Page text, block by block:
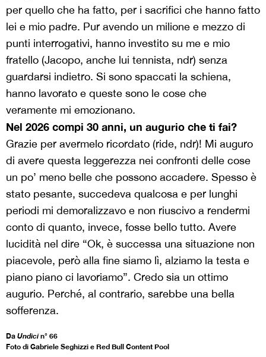
per quello che ha fatto, per i sacrifici che hanno fatto
lei e mio padre. Pur avendo un milione e mezzo di
punti interrogativi, hanno investito su me e mio
fratello (Jacopo, anche lui tennista, ndr) senza
guardarsi indietro. Si sono spaccati la schiena,
hanno lavorato e queste sono le cose che
veramente mi emozionano.
Nel 2026 compi 30 anni, un augurio che ti fai?
Grazie per avermelo ricordato (ride, ndr)! Mi auguro
di avere questa leggerezza nei confronti delle cose
un po’ meno belle che possono accadere. Spesso è
stato pesante, succedeva qualcosa e per lunghi
periodi mi demoralizzavo e non riuscivo a rendermi
conto di quanto, invece, fosse bello tutto. Avere
lucidità nel dire “Ok, è successa una situazione non
piacevole, però alla fine siamo lì, alziamo la testa e
piano piano ci lavoriamo”. Credo sia un ottimo
augurio. Perché, al contrario, sarebbe una bella
sofferenza.
Da Undicin° 66
Foto di Gabriele Seghizzi e Red Bull Content Pool